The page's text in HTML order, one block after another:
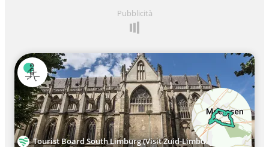
Pubblicità
Tourist Board South Limburg (Visit Zuid-Limburg)